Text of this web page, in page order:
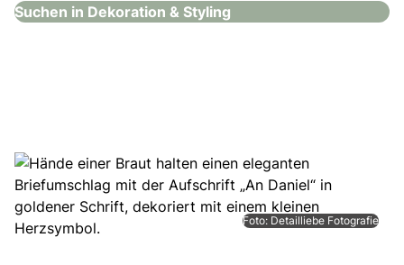
Suchen in Dekoration & Styling
Foto: Detailliebe Fotografie